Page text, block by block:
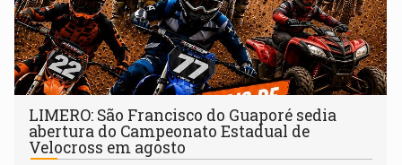
LIMERO: São Francisco do Guaporé sedia
abertura do Campeonato Estadual de
Velocross em agosto